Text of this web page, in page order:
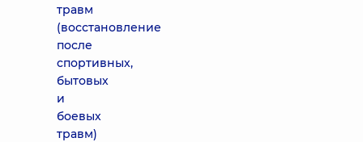
травм
(восстановление
после
спортивных,
бытовых
и
боевых
травм)